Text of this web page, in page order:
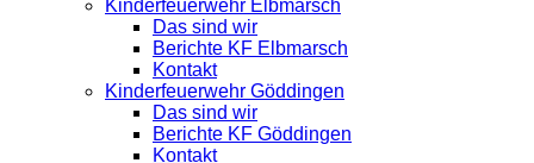
Kinderfeuerwehr Elbmarsch
Das sind wir
Berichte KF Elbmarsch
Kontakt
Kinderfeuerwehr Göddingen
Das sind wir
Berichte KF Göddingen
Kontakt